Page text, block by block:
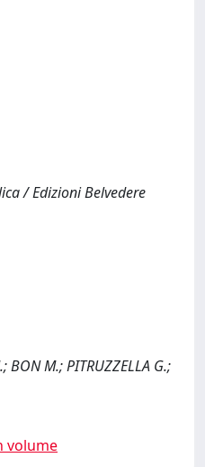
/ Edizioni Belvedere
BON M.; PITRUZZELLA G.;
volume